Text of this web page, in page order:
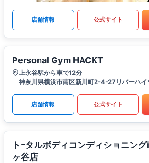
店舗情報 公式サイト
Personal Gym HACKT
上永谷駅から車で12分
神奈川県横浜市南区新川町2-4-27リバーハイ
店舗情報 公式サイト
トｰタルボディコンディショニン
ヶ谷店